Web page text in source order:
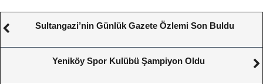
Sultangazi’nin Günlük Gazete Özlemi Son Buldu
Yeniköy Spor Kulübü Şampiyon Oldu